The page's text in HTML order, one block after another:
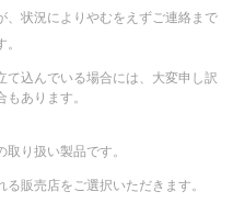
、状況によりやむをえずご連絡まで
て込んでいる場合には、大変申し訳
あります。
り扱い製品です。
販売店をご選択いただきます。